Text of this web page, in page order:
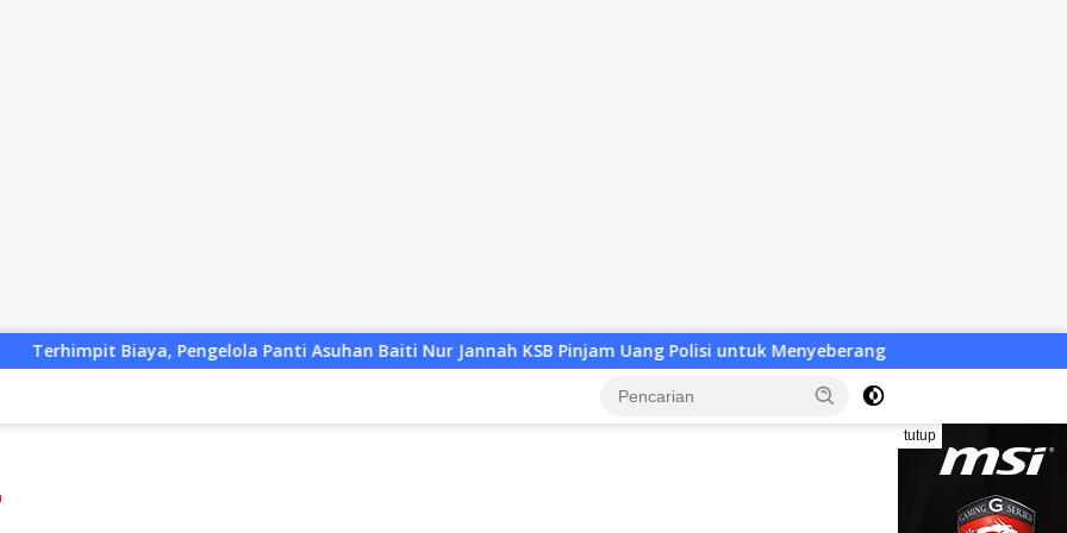
Panti Asuhan Baiti Nur Jannah KSB Pinjam Uang Polisi untuk Menyeberang, Asesmen Bantuan Tak Kunjung Tuntas
tutup